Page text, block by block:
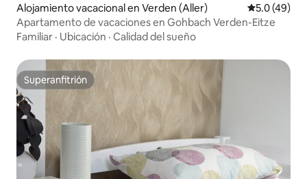
Alojamiento vacacional en Verden (Aller) Calificación
5.0 (49)
Apartamento de vacaciones en Gohbach Verden-Eitze
Familiar · Ubicación · Calidad del sueño
Superanfitrión
Superanfitrión